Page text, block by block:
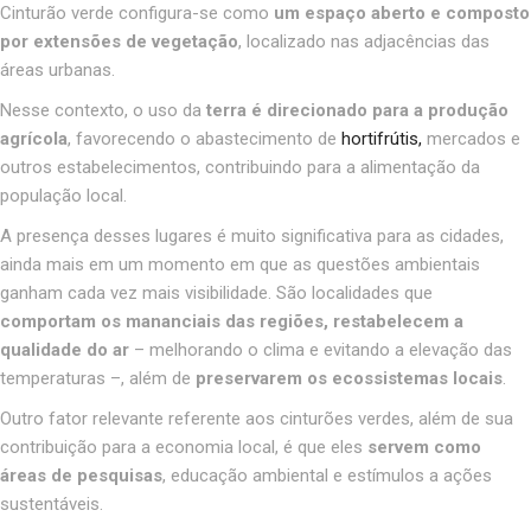
Cinturão verde configura-se como um espaço aberto e composto
por extensões de vegetação, localizado nas adjacências das
áreas urbanas.
Nesse contexto, o uso da terra é direcionado para a produção
agrícola, favorecendo o abastecimento de hortifrútis, mercados e
outros estabelecimentos, contribuindo para a alimentação da
população local.
A presença desses lugares é muito significativa para as cidades,
ainda mais em um momento em que as questões ambientais
ganham cada vez mais visibilidade. São localidades que
comportam os mananciais das regiões, restabelecem a
qualidade do ar – melhorando o clima e evitando a elevação das
temperaturas –, além de preservarem os ecossistemas locais.
Outro fator relevante referente aos cinturões verdes, além de sua
contribuição para a economia local, é que eles servem como
áreas de pesquisas, educação ambiental e estímulos a ações
sustentáveis.